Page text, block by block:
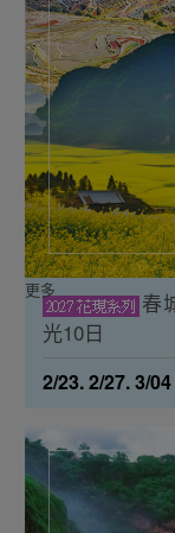
春
光10日
2/23. 2/27. 3/04
更多